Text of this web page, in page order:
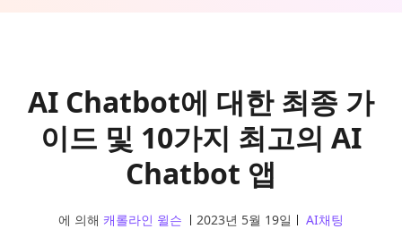
AI Chatbot에 대한 최종 가
이드 및 10가지 최고의 AI
Chatbot 앱
에 의해 캐롤라인 윌슨 2023년 5월 19일 AI채팅